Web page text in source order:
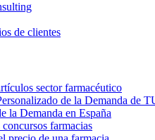
de clientes
sector farmacéutico
de la Demanda de
la Demanda en España
farmacias